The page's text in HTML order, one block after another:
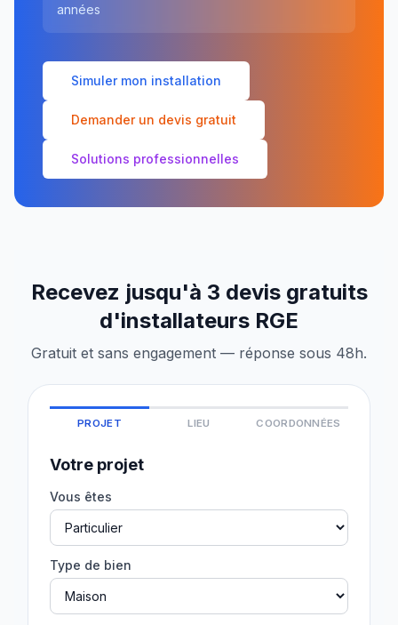
années
Simuler mon installation
Demander un devis gratuit
Solutions professionnelles
Recevez jusqu'à 3 devis gratuits
d'installateurs RGE
Gratuit et sans engagement — réponse sous 48h.
PROJET LIEU COORDONNÉES
Votre projet
Vous êtes
Type de bien